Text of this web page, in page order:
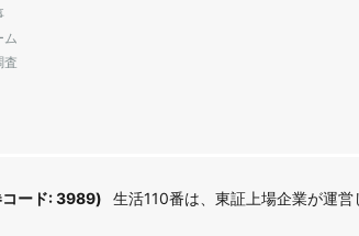
ム
査
ード: 3989) 生活110番は、東証上場企業が運営